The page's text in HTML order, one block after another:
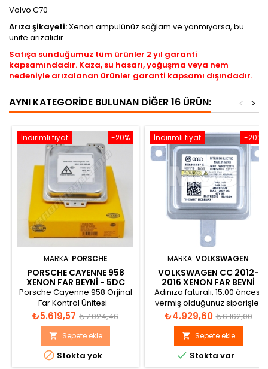
Volvo C70
Arıza şikayeti:Xenon ampulünüz sağlam ve yanmıyorsa, bu
ünite arızalıdır.
Satışa sunduğumuz tüm ürünler 2 yıl garanti
kapsamındadır. Kaza, su hasarı, yoğuşma veya nem
nedeniyle arızalanan ürünler garanti kapsamı dışındadır.
AYNI KATEGORIDE BULUNAN DIĞER 16 ÜRÜN: >
<
-20%
İndirimli fiyat
MARKA: PORSCHE
PORSCHE CAYENNE 958
XENON FAR BEYNI - 5DC
009 060-421
Porsche Cayenne 958 Orjinal
Far Kontrol Ünitesi -
958.618.381.10 5DC 009 060-42
AH AFS-GDL-Steuergerat 12V
1100V DC/85V AC 35W nom.
HELLA DOT 2000h Al99/5 D1S
Fiyat
₺5.619,57 Normal
fiyat
₺7.024,46
 Sepete ekle
 Stokta yok
-20%
İndirimli fiyat
MARKA: VOLKSWAGEN
VOLKSWAGEN CC 2012-
2016 XENON FAR BEYNI
8K0941597E
Adınıza faturalı, 15:00 öncesi
vermiş olduğunuz siparişler
aynı gün gönderilir.
Fiyat
₺4.929,60 Normal
fiyat
₺6.162,00
 Sepete ekle
 Stokta var